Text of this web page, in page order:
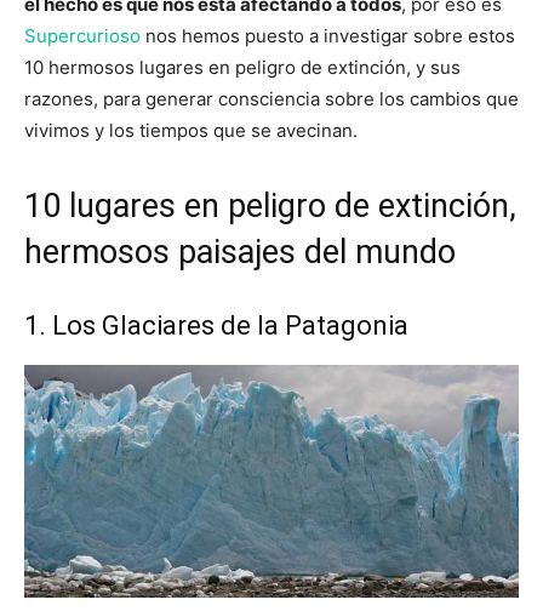
Supercurioso nos hemos puesto a investigar sobre estos
10 hermosos lugares en peligro de extinción, y sus
razones, para generar consciencia sobre los cambios que
vivimos y los tiempos que se avecinan.
10 lugares en peligro de extinción,
hermosos paisajes del mundo
1. Los Glaciares de la Patagonia